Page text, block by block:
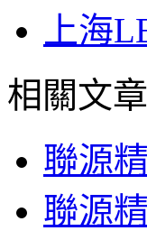
上海
相關文章
聯源
聯源